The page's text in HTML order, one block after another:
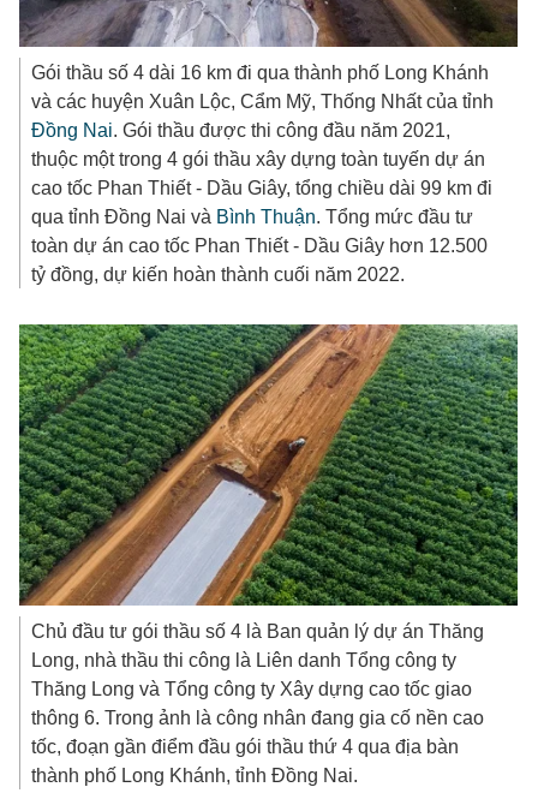
Gói thầu số 4 dài 16 km đi qua thành phố Long Khánh
và các huyện Xuân Lộc, Cẩm Mỹ, Thống Nhất của tỉnh
Đồng Nai. Gói thầu được thi công đầu năm 2021,
thuộc một trong 4 gói thầu xây dựng toàn tuyến dự án
cao tốc Phan Thiết - Dầu Giây, tổng chiều dài 99 km đi
qua tỉnh Đồng Nai và Bình Thuận. Tổng mức đầu tư
toàn dự án cao tốc Phan Thiết - Dầu Giây hơn 12.500
tỷ đồng, dự kiến hoàn thành cuối năm 2022.
Chủ đầu tư gói thầu số 4 là Ban quản lý dự án Thăng
Long, nhà thầu thi công là Liên danh Tổng công ty
Thăng Long và Tổng công ty Xây dựng cao tốc giao
thông 6. Trong ảnh là công nhân đang gia cố nền cao
tốc, đoạn gần điểm đầu gói thầu thứ 4 qua địa bàn
thành phố Long Khánh, tỉnh Đồng Nai.